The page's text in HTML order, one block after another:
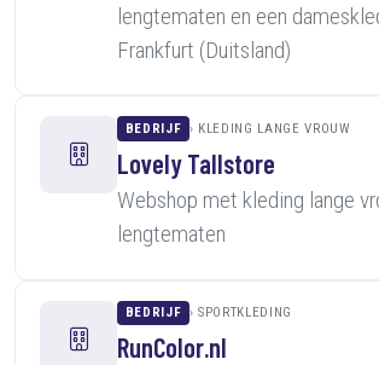
lengtematen en een
Frankfurt (Duitsland)
BEDRIJF KLEDING LANGE VROUW
Lovely Tallstore
Webshop met kleding lange
lengtematen
BEDRIJF SPORTKLEDING
RunColor.nl